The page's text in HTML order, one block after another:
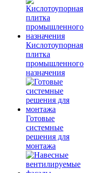
Кислотоупорная
плитка
промышленного
назначения
Готовые
системные
решения для
монтажа